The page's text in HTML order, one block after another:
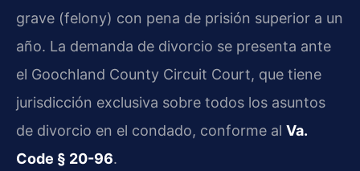
grave (felony) con pena de prisión superior a un
año. La demanda de divorcio se presenta ante
el Goochland County Circuit Court, que tiene
jurisdicción exclusiva sobre todos los asuntos
de divorcio en el condado, conforme al Va.
Code § 20-96.